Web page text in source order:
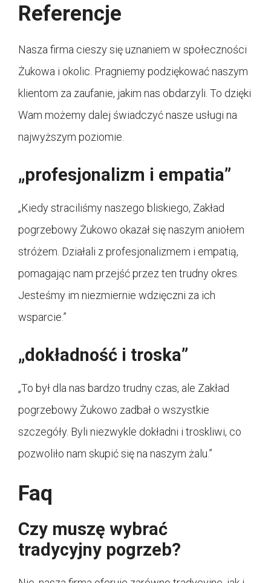
Referencje
Nasza firma cieszy się uznaniem w społeczności
Żukowa i okolic. Pragniemy podziękować naszym
klientom za zaufanie, jakim nas obdarzyli. To dzięki
Wam możemy dalej świadczyć nasze usługi na
najwyższym poziomie.
„profesjonalizm i empatia”
„Kiedy straciliśmy naszego bliskiego, Zakład
pogrzebowy Żukowo okazał się naszym aniołem
stróżem. Działali z profesjonalizmem i empatią,
pomagając nam przejść przez ten trudny okres.
Jesteśmy im niezmiernie wdzięczni za ich
wsparcie.”
„dokładność i troska”
„To był dla nas bardzo trudny czas, ale Zakład
pogrzebowy Żukowo zadbał o wszystkie
szczegóły. Byli niezwykle dokładni i troskliwi, co
pozwoliło nam skupić się na naszym żalu.”
Faq
Czy muszę wybrać
tradycyjny pogrzeb?